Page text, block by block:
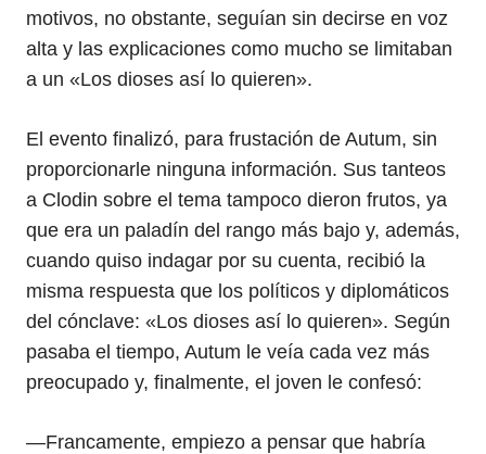
motivos, no obstante, seguían sin decirse en voz
alta y las explicaciones como mucho se limitaban
a un «Los dioses así lo quieren».
El evento finalizó, para frustación de Autum, sin
proporcionarle ninguna información. Sus tanteos
a Clodin sobre el tema tampoco dieron frutos, ya
que era un paladín del rango más bajo y, además,
cuando quiso indagar por su cuenta, recibió la
misma respuesta que los políticos y diplomáticos
del cónclave: «Los dioses así lo quieren». Según
pasaba el tiempo, Autum le veía cada vez más
preocupado y, finalmente, el joven le confesó:
—Francamente, empiezo a pensar que habría